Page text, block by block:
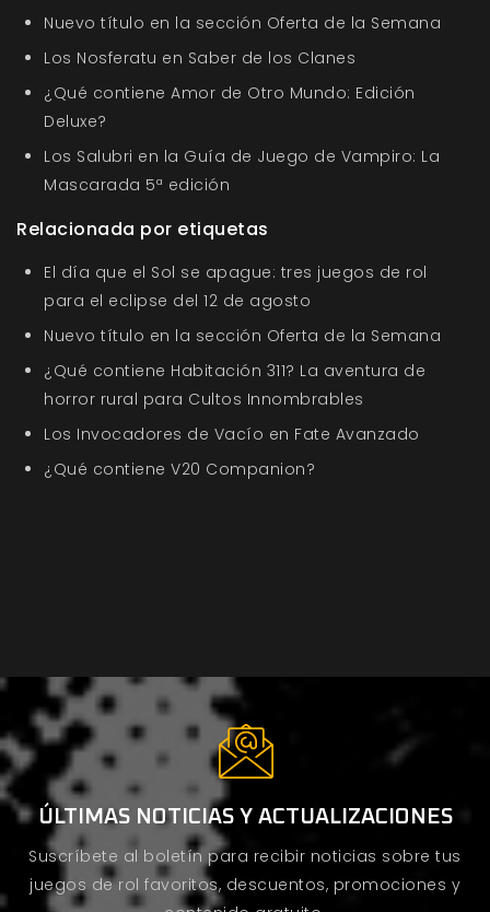
Nuevo título en la sección Oferta de la Semana
Los Nosferatu en Saber de los Clanes
¿Qué contiene Amor de Otro Mundo: Edición
Deluxe?
Los Salubri en la Guía de Juego de Vampiro: La
Mascarada 5ª edición
Relacionada por etiquetas
El día que el Sol se apague: tres juegos de rol
para el eclipse del 12 de agosto
Nuevo título en la sección Oferta de la Semana
¿Qué contiene Habitación 311? La aventura de
horror rural para Cultos Innombrables
Los Invocadores de Vacío en Fate Avanzado
¿Qué contiene V20 Companion?
ÚLTIMAS NOTICIAS Y ACTUALIZACIONES
Suscríbete al boletín para recibir noticias sobre tus
juegos de rol favoritos, descuentos, promociones y